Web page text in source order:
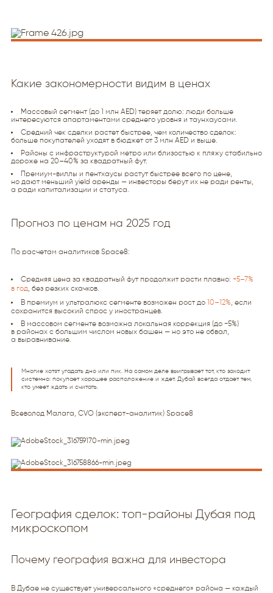
Какие закономерности видим в ценах
Массовый сегмент (до 1 млн AED) теряет долю: люди больше
интересуются апартаментами среднего уровня и таунхаусами.
Средний чек сделки растет быстрее, чем количество сделок:
больше покупателей уходят в бюджет от 3 млн AED и выше.
Районы с инфраструктурой метро или близостью к пляжу стабильно
дороже на 20–40% за квадратный фут.
Премиум-виллы и пентхаусы растут быстрее всего по цене,
но дают меньший yield аренды — инвесторы берут их не ради ренты,
а ради капитализации и статуса.
Прогноз по ценам на 2025 год
По расчетам аналитиков Space8:
Средняя цена за квадратный фут продолжит расти плавно: +5–7%
в год, без резких скачков.
В премиум и ультралюкс сегменте возможен рост до 10–12%, если
сохранится высокий спрос у иностранцев.
В массовом сегменте возможна локальная коррекция (до −5%)
в районах с большим числом новых башен — но это не обвал,
а выравнивание.
Многие хотят угадать дно или пик. На самом деле выигрывает тот, кто заходит
системно: покупает хорошее расположение и ждeт. Дубай всегда отдает тем,
кто умеет ждать и считать.
Всеволод Малага, CVO (эксперт-аналитик) Space8
География сделок: топ-районы Дубая под
микроскопом
Почему география важна для инвестора
В Дубае не существует универсального «среднего» района — каждый